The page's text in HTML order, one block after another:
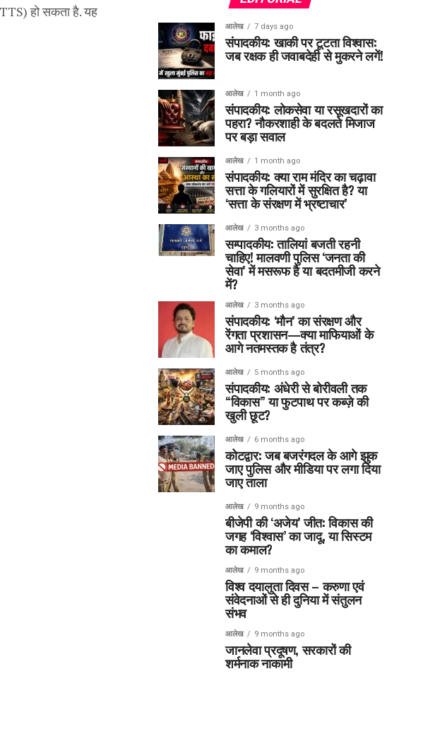
हो सकता है. यह
आलेख 7 days ago
संपादकीय: खाकी पर टूटता विश्वास:
जब रक्षक ही जवाबदेही से मुकरने लगें!
आलेख 1 month ago
संपादकीय: लोकसेवा या रसूखदारों का
पहरा? नौकरशाही के बदलते मिजाज
पर बड़ा सवाल
आलेख 1 month ago
संपादकीय: क्या राम मंदिर का चढ़ावा
सत्ता के गलियारों में सुरक्षित है? या
‘सत्ता के संरक्षण में भ्रष्टाचार’
आलेख 3 months ago
सम्पादकीय: तालियां बजती रहनी
चाहिए! मालवणी पुलिस ‘जनता की
सेवा’ में मसरूफ है या बदतमीजी करने
में?
आलेख 3 months ago
संपादकीय: ‘मौन’ का संरक्षण और
रेंगता प्रशासन—क्या माफियाओं के
आगे नतमस्तक है तंत्र?
आलेख 5 months ago
संपादकीय: अंधेरी से बोरीवली तक
“विकास” या फुटपाथ पर कब्ज़े की
खुली छूट?
आलेख 6 months ago
कोटद्वार: जब बजरंगदल के आगे झुक
जाए पुलिस और मीडिया पर लगा दिया
जाए ताला
आलेख 9 months ago
बीजेपी की ‘अजेय’ जीत: विकास की
जगह ‘विश्वास’ का जादू, या सिस्टम
का कमाल?
आलेख 9 months ago
विश्व दयालुता दिवस – करुणा एवं
संवेदनाओं से ही दुनिया में संतुलन
संभव
आलेख 9 months ago
जानलेवा प्रदूषण, सरकारों की
शर्मनाक नाकामी